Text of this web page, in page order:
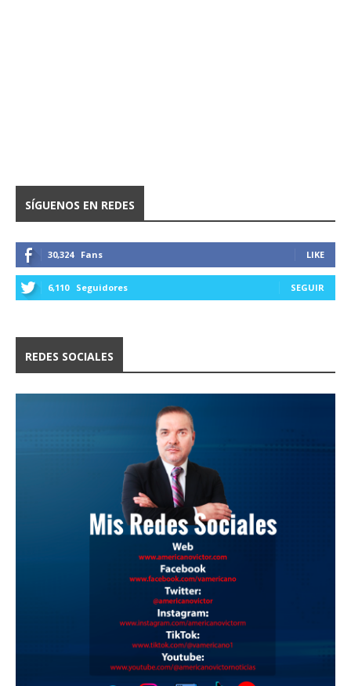
SÍGUENOS EN REDES
30,324 Fans LIKE
6,110 Seguidores SEGUIR
REDES SOCIALES